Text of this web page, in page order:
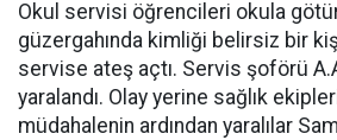
Okul servisi öğrencileri okula
güzergahında kimliği belirsiz bir
servise ateş açtı. Servis şoförü
yaralandı. Olay yerine sağlık
müdahalenin ardından yaralılar